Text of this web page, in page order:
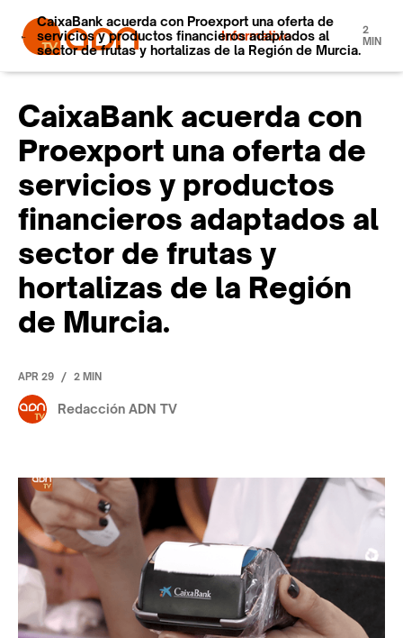
Informativo
CaixaBank acuerda con Proexport una oferta de
servicios y productos financieros adaptados al
sector de frutas y hortalizas de la Región de Murcia.
2
MIN
CaixaBank acuerda con
Proexport una oferta de
servicios y productos
financieros adaptados al
sector de frutas y
hortalizas de la Región
de Murcia.
APR 29 / 2 MIN
Redacción ADN TV